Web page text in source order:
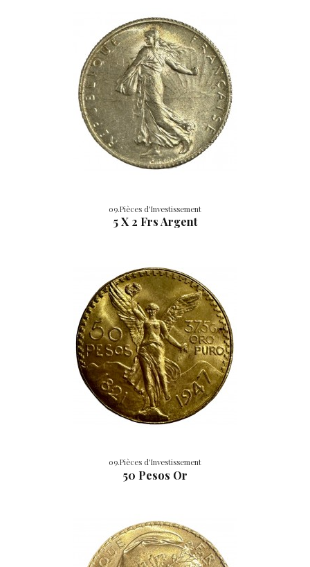
09.Pièces d'Investissement
5 X 2 Frs Argent
09.Pièces d'Investissement
50 Pesos Or